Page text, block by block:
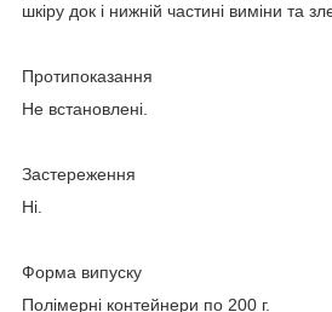
шкіру док і нижній частині виміни та
Протипоказання
Не встановлені.
Застереження
Ні.
Форма випуску
Полімерні контейнери по 200 г.